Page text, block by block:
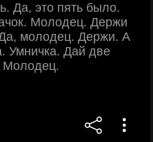
Да, это пять было.
Молодец. Держи
молодец. Держи. А
Умничка. Дай две
Молодец.